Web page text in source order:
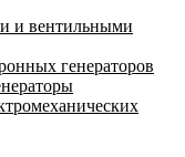
и вентильными
генераторов